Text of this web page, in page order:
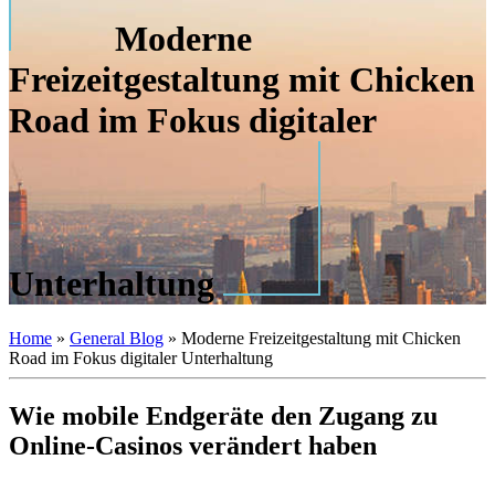
Moderne
Freizeitgestaltung mit Chicken
Road im Fokus digitaler
Unterhaltung
Home » General Blog » Moderne Freizeitgestaltung mit Chicken
Road im Fokus digitaler Unterhaltung
Wie mobile Endgeräte den Zugang zu
Online-Casinos verändert haben